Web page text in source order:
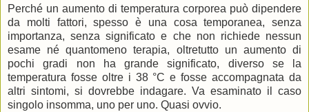
Perché un aumento di temperatura corporea può dipendere
da molti fattori, spesso è una cosa temporanea, senza
importanza, senza significato e che non richiede nessun
esame né quantomeno terapia, oltretutto un aumento di
pochi gradi non ha grande significato, diverso se la
temperatura fosse oltre i 38 °C e fosse accompagnata da
altri sintomi, si dovrebbe indagare. Va esaminato il caso
singolo insomma, uno per uno. Quasi ovvio.